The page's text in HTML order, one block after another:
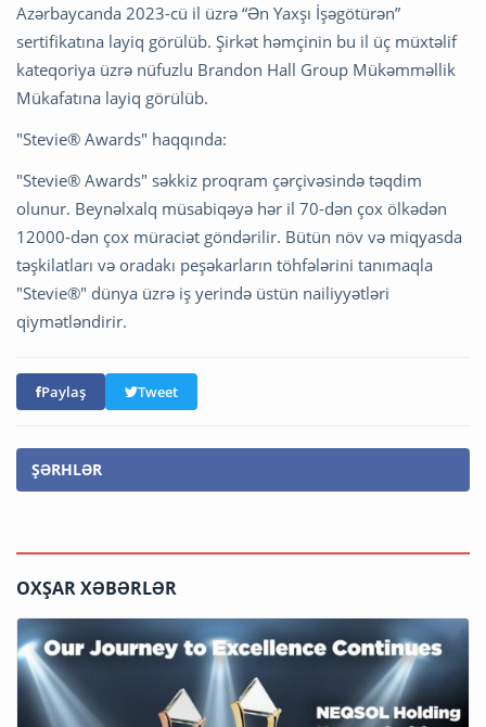
Azərbaycanda 2023-cü il üzrə “Ən Yaxşı İşəgötürən”
sertifikatına layiq görülüb. Şirkət həmçinin bu il üç müxtəlif
kateqoriya üzrə nüfuzlu Brandon Hall Group Mükəmməllik
Mükafatına layiq görülüb.
"Stevie® Awards" haqqında:
"Stevie® Awards" səkkiz proqram çərçivəsində təqdim
olunur. Beynəlxalq müsabiqəyə hər il 70-dən çox ölkədən
12000-dən çox müraciət göndərilir. Bütün növ və miqyasda
təşkilatları və oradakı peşəkarların töhfələrini tanımaqla
"Stevie®" dünya üzrə iş yerində üstün nailiyyətləri
qiymətləndirir.
Paylaş Tweet
ŞƏRHLƏR
OXŞAR XƏBƏRLƏR